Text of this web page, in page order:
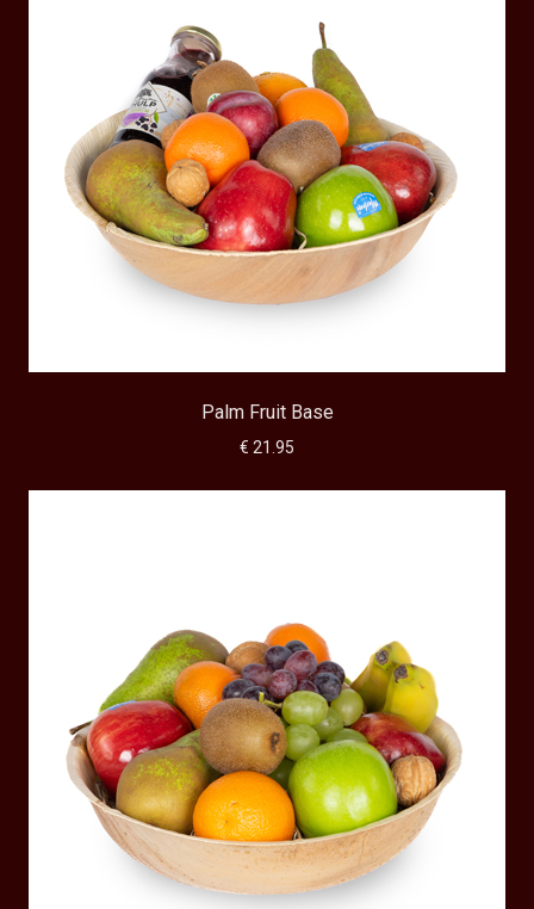
Palm Fruit Base
€ 21.95